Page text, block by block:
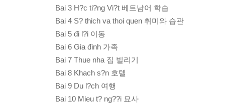
Bai 3 H?c ti?ng Vi?t 베트남어 학습
Bai 4 S? thich va thoi quen 취미와 습관
Bai 5 đi l?i 이동
Bai 6 Gia đinh 가족
Bai 7 Thue nha 집 빌리기
Bai 8 Khach s?n 호텔
Bai 9 Du l?ch 여행
Bai 10 Mieu t? ng??i 묘사